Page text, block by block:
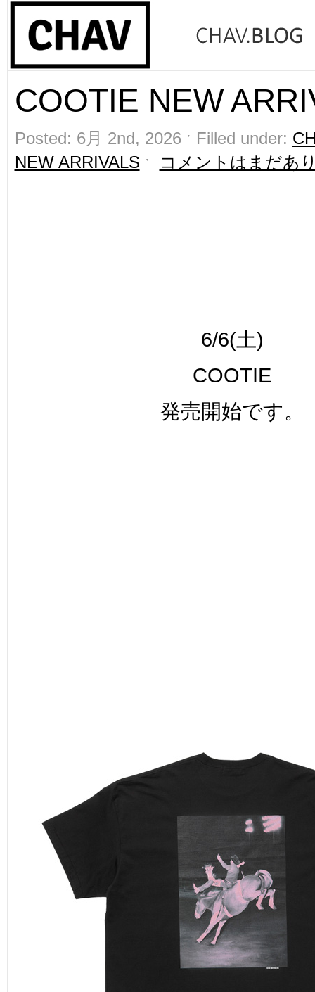
COOTIE NEW
Posted: 6月 2nd, 2026 ˑ Filled under:
NEW ARRIVALS ˑ コメントはまだあ
6/6(土)
COOTIE
発売開始です。